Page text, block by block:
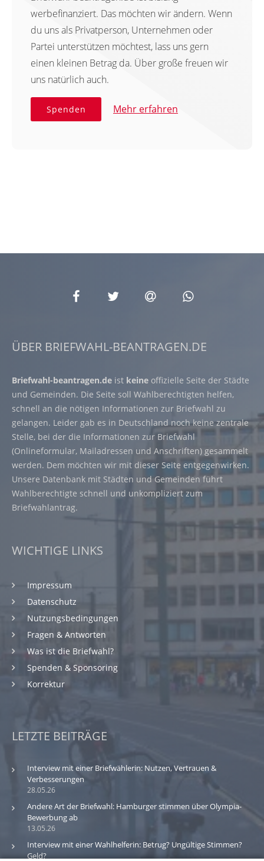
werbefinanziert. Das möchten wir ändern. Wenn
du uns als Privatperson, Unternehmen oder
Partei unterstützen möchtest, lass uns gern
einen kleinen Betrag da. Über große freuen wir
uns natürlich auch.
Spenden Mehr erfahren
ÜBER BRIEFWAHL-BEANTRAGEN.DE
Briefwahl-beantragen.de ist keine offizielle Seite der Städte
und Gemeinden. Die Seite soll Wahlberechtigten helfen,
schnell an die nötigen Informationen zur Briefwahl zu
gelangen. Leider gab es in Deutschland noch keine zentrale
Stelle, bei der die Informationen zur Briefwahl
(Onlineformular, Mailadressen und Anschriften) gesammelt
werden. Dem möchten wir mit dieser Seite entgegenwirken.
Unsere Datenbank mit Städten und Gemeinden führt
Wahlberechtigte schnell und unkompliziert zum
Briefwahlantrag.
WICHTIGE LINKS
Impressum
Datenschutz
Nutzungsbedingungen
Fragen & Antworten
Was ist die Briefwahl?
Spenden & Sponsoring
Korrektur
LETZTE BEITRÄGE
28.05.26
Interview mit einer Briefwählerin: Nutzen, Vertrauen &
Verbesserungen
13.05.26
Andere Art der Briefwahl: Hamburger stimmen über Olympia-
Bewerbung ab
Interview mit einer Wahlhelferin: Betrug? Ungültige Stimmen?
Geld?